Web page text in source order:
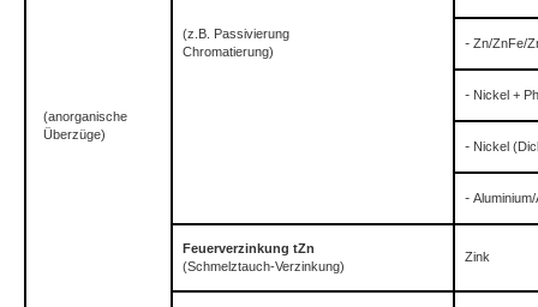
(anorganische
Überzüge)
(z.B. Passivierung
Chromatierung)
-Zn/ZnFe/
- Nickel +
- Nickel
-
Feuerverzinkung tZn
(Schmelztauch-Verzinkung)
Zink